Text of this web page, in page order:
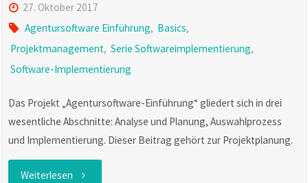
27. Oktober 2017
Agentursoftware Einführung, Basics,
Projektmanagement, Serie Softwareimplementierung,
Software-Implementierung
Das Projekt „Agentursoftware-Einführung“ gliedert sich in drei
wesentliche Abschnitte: Analyse und Planung, Auswahlprozess
und Implementierung. Dieser Beitrag gehört zur Projektplanung.
Weiterlesen "Das